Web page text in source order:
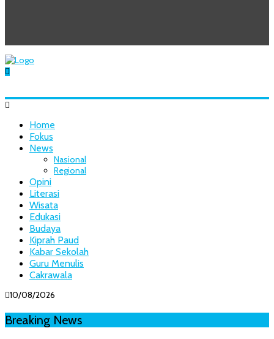
Home
Fokus
News
Nasional
Regional
Opini
Literasi
Wisata
Edukasi
Budaya
Kiprah Paud
Kabar Sekolah
Guru Menulis
Cakrawala
10/08/2026
Breaking News